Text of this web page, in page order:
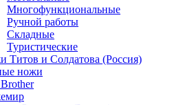
Многофункциональные
Ручной работы
Складные
Туристические
Титов и Солдатова (Россия)
ножи